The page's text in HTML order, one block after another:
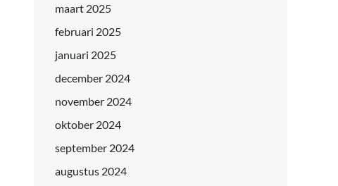
maart 2025
februari 2025
januari 2025
december 2024
november 2024
oktober 2024
september 2024
augustus 2024